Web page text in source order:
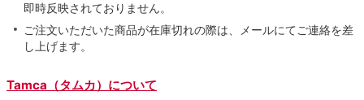
即時反映されておりません。
ご注文いただいた商品が在庫切れの際は、メールにてご連絡を差
し上げます。
Tamca（タムカ）について